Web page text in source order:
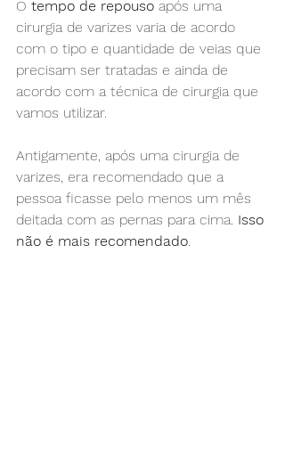
O tempo de repouso após uma
cirurgia de varizes varia de acordo
com o tipo e quantidade de veias que
precisam ser tratadas e ainda de
acordo com a técnica de cirurgia que
vamos utilizar.
Antigamente, após uma cirurgia de
varizes, era recomendado que a
pessoa ficasse pelo menos um mês
deitada com as pernas para cima. Isso
não é mais recomendado.